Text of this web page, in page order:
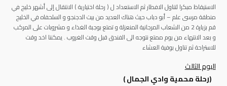
الاستيقاظ مبكرا لتناول الافطار ثم الاستعداد ل ( رحلة اختيارية ) الانتقال إلى أشهر خليج في
منطقة مرسى علم – أبو دباب حيث هناك العديد من بيت الدجنجو و السلحفاه في الخليج
قم بزيارة 2 من الشعاب المرجانية المنعزلة و تمتع بوجبة الغذاء و مشروبات على المركب
و بعد الانتهاء من يوم ممتع نتوجه الى الفندق قبل وقت الغروب . يمكننا اخد وقت
للاستراحة ثم تناول بوفية العشاء
اليوم الثالث
(رحلة محمية وادي الجمال)